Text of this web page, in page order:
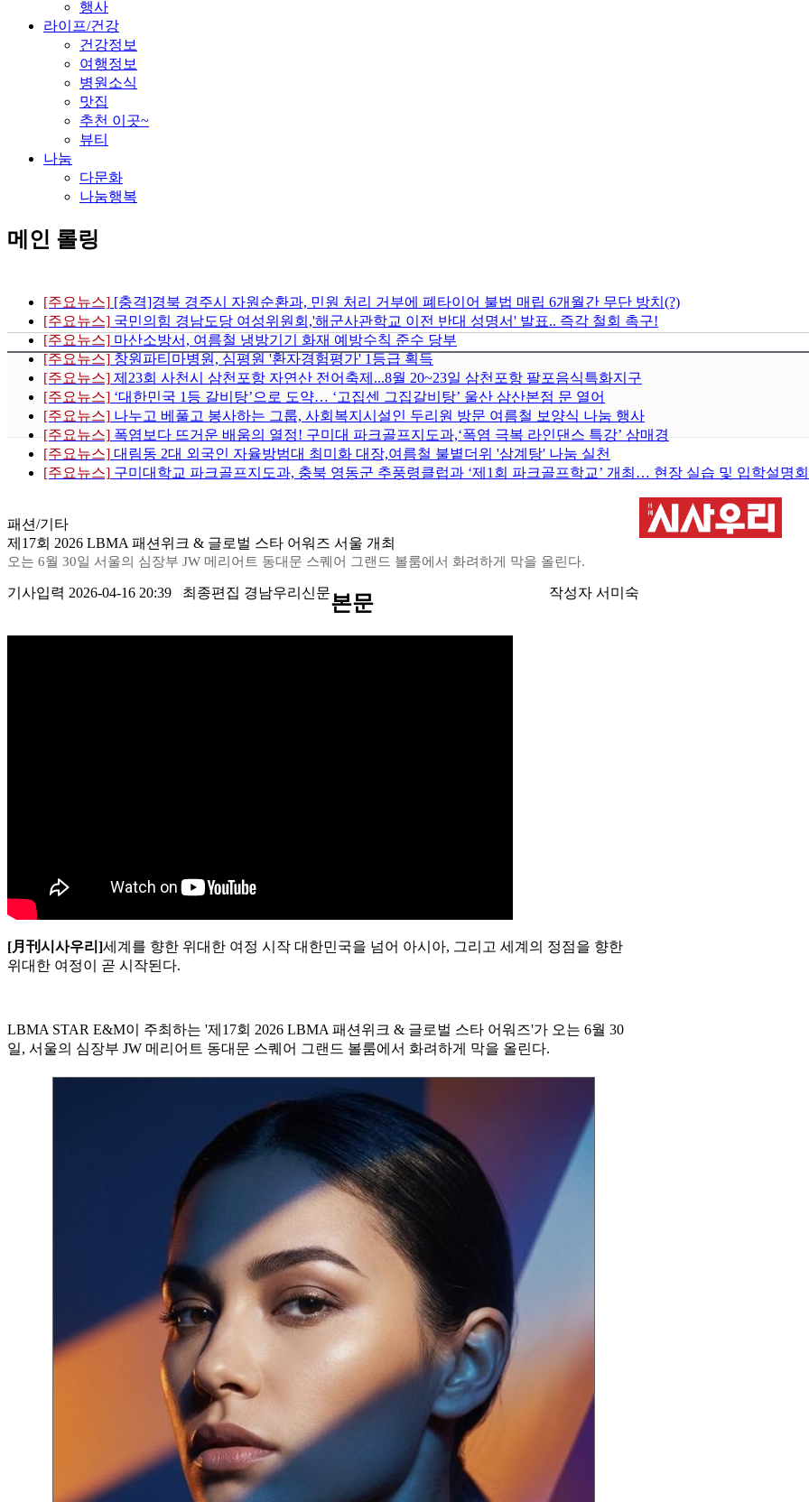
행사
라이프/건강
건강정보
여행정보
병원소식
맛집
추천 이곳~
뷰티
나눔
다문화
나눔행복
메인 롤링
[주요뉴스] [충격]경북 경주시 자원순환과, 민원 처리 거부에 폐타이어 불법 매립 6개월간 무단 방치(?)
[주요뉴스] 국민의힘 경남도당 여성위원회,'해군사관학교 이전 반대 성명서' 발표.. 즉각 철회 촉구!
[주요뉴스] 마산소방서, 여름철 냉방기기 화재 예방수칙 준수 당부
[주요뉴스] 창원파티마병원, 심평원 '환자경험평가' 1등급 획득
[주요뉴스] 제23회 사천시 삼천포항 자연산 전어축제...8월 20~23일 삼천포항 팔포음식특화지구
[주요뉴스] ‘대한민국 1등 갈비탕’으로 도약… ‘고집센 그집갈비탕’ 울산 삼산본점 문 열어
[주요뉴스] 나누고 베풀고 봉사하는 그룹, 사회복지시설인 두리원 방문 여름철 보양식 나눔 행사
[주요뉴스] 폭염보다 뜨거운 배움의 열정! 구미대 파크골프지도과,‘폭염 극복 라인댄스 특강’ 삼매경
[주요뉴스] 대림동 2대 외국인 자율방범대 최미화 대장,여름철 불볕더위 '삼계탕' 나눔 실천
[주요뉴스] 구미대학교 파크골프지도과, 충북 영동군 추풍령클럽과 ‘제1회 파크골프학교’ 개최… 현장 실습 및 입학설명
패션/기타
제17회 2026 LBMA 패션위크 & 글로벌 스타 어워즈 서울 개최
오는 6월 30일 서울의 심장부 JW 메리어트 동대문 스퀘어 그랜드 볼룸에서 화려하게 막을 올린다.
기사입력 2026-04-16 20:39 최종편집 경남우리신문 작성자 서미숙
본문
[月刊시사우리]세계를 향한 위대한 여정 시작 대한민국을 넘어 아시아, 그리고 세계의 정점을 향한
위대한 여정이 곧 시작된다.
LBMA STAR E&M이 주최하는 '제17회 2026 LBMA 패션위크 & 글로벌 스타 어워즈'가 오는 6월 30
일, 서울의 심장부 JW 메리어트 동대문 스퀘어 그랜드 볼룸에서 화려하게 막을 올린다.